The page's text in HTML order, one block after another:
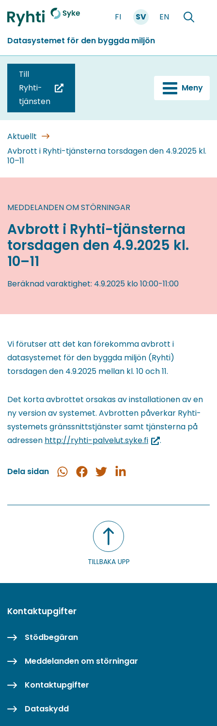
till
Förstasidan
FI SV EN
Söka
Datasystemet för den byggda miljön
Till
Ryhti-
tjänsten
blir
omdirigerad
till
en
tjänst)
Meny
Aktuellt
Avbrott i Ryhti-tjänsterna torsdagen den 4.9.2025 kl.
10–11
MEDDELANDEN OM STÖRNINGAR
Avbrott i Ryhti-tjänsterna
torsdagen den 4.9.2025 kl.
10–11
Beräknad varaktighet: 4.9.2025 klo 10:00-11:00
Vi förutser att det kan förekomma avbrott i
datasystemet för den byggda miljön (Ryhti)
torsdagen den 4.9.2025 mellan kl. 10 och 11.
Det korta avbrottet orsakas av installationen av en
ny version av systemet. Avbrotten påverkar Ryhti-
systemets gränssnittstjänster samt tjänsterna på
adressen http://ryhti-palvelut.syke.fi(du
annan
.
Dela sidan
Dela
Dela
Dela
Dela
TILLBAKA UPP
Kontaktupgifter
Stödbegäran
Meddelanden om störningar
Kontaktupgifter
Dataskydd